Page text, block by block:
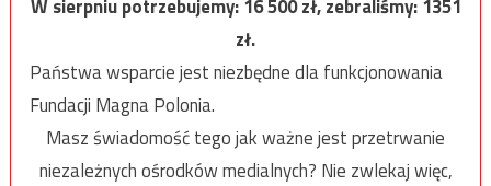
W sierpniu potrzebujemy:16 500zł, zebraliśmy:1351
zł.
Państwa wsparcie jest niezbędne dla funkcjonowania
Fundacji Magna Polonia.
Masz świadomość tego jak ważne jest przetrwanie
niezależnych ośrodków medialnych? Nie zwlekaj więc,